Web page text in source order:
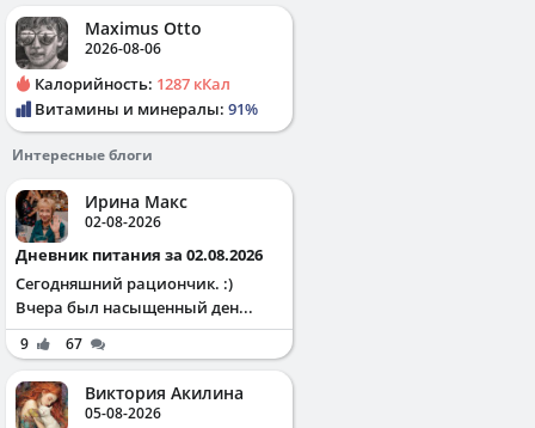
Maximus Otto
2026-08-06
Калорийность: 1287 кКал
Витамины и минералы: 91%
Интересные блоги
Ирина Макс
02-08-2026
Дневник питания за 02.08.2026
Сегодняшний рациончик. :)
Вчера был насыщенный ден...
9 67
Виктория Акилина
05-08-2026